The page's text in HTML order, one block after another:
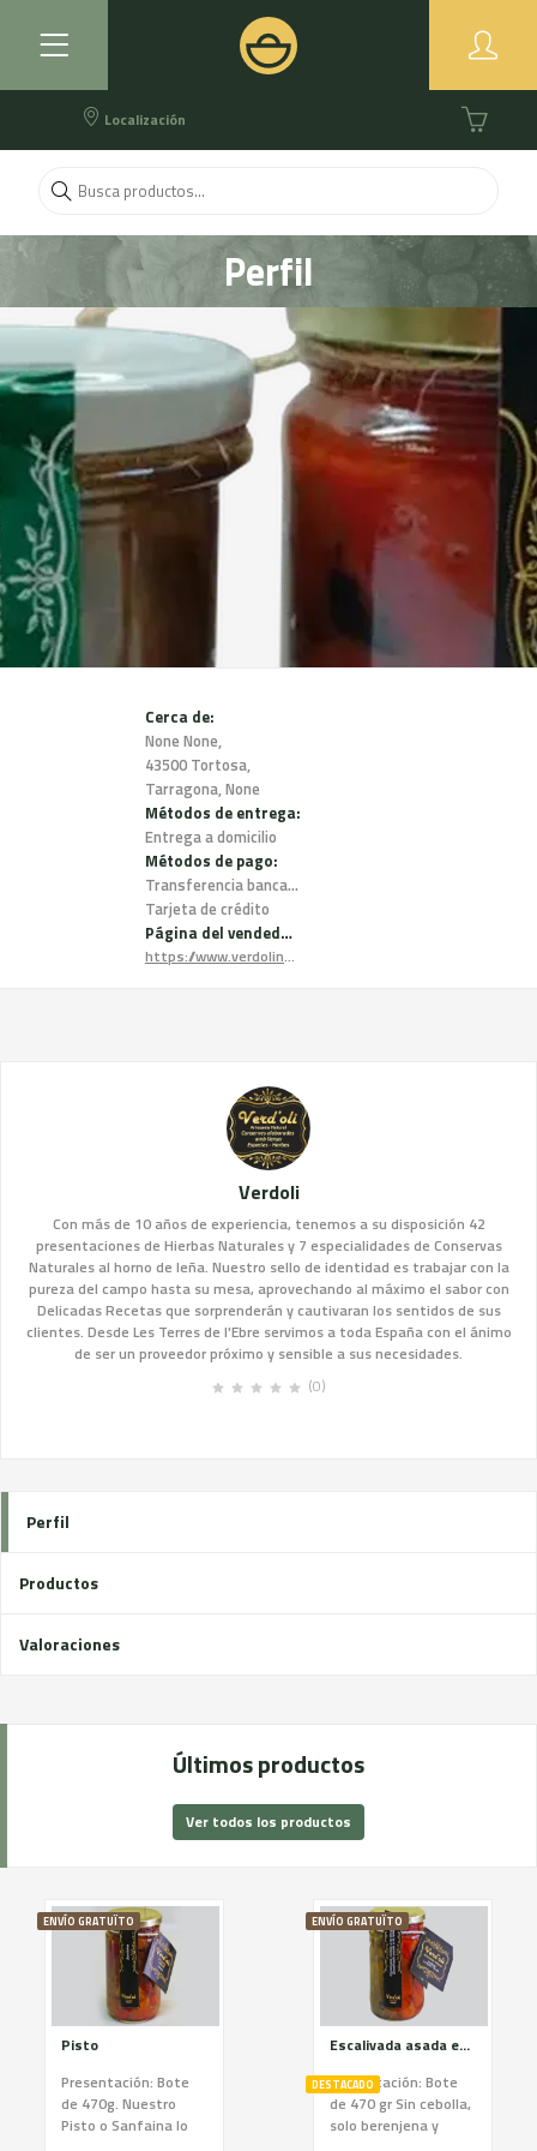
Localización
Perfil
Cerca de:
None None,
43500 Tortosa,
Tarragona, None
Métodos de entrega:
Entrega a domicilio
Métodos de pago:
Transferencia bancaria
Tarjeta de crédito
Página del vendedor:
https://www.verdolinatural.com/
Verdoli
Con más de 10 años de experiencia, tenemos a su disposición 42
presentaciones de Hierbas Naturales y 7 especialidades de Conservas
Naturales al horno de leña. Nuestro sello de identidad es trabajar con la
pureza del campo hasta su mesa, aprovechando al máximo el sabor con
Delicadas Recetas que sorprenderán y cautivaran los sentidos de sus
clientes. Desde Les Terres de l'Ebre servimos a toda España con el ánimo
de ser un proveedor próximo y sensible a sus necesidades.
(0)
Perfil
Productos
Valoraciones
Últimos productos
Ver todos los productos
ENVÍO GRATUÏTO
Pisto
Presentación: Bote
de 470g. Nuestro
Pisto o Sanfaina lo
DESTACADO
ENVÍO GRATUÏTO
Escalivada asada en horno de leña
Presentación: Bote
de 470 gr Sin cebolla,
solo berenjena y